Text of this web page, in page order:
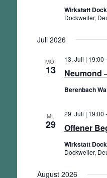
Wirkstatt
Dockweiler,
Juli 2026
MO.
13 Neumond
13. Juli | 19:00 -
Berenbach
MI.
29 Offener
29. Juli | 19:00 -
Wirkstatt
Dockweiler,
August 2026